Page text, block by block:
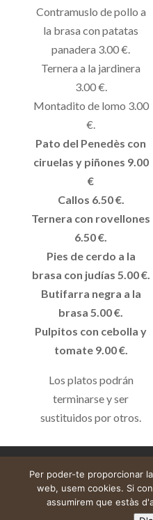
Contramuslo de pollo a
la brasa con patatas
panadera 3.00 €.
Ternera a la jardinera
3.00 €.
Montadito de lomo 3.00
€.
Pato del Penedès con
ciruelas y piñones 9.00
€
Callos 6.50 €.
Ternera con rovellones
6.50 €.
Pies de cerdo a la
brasa con judías 5.00 €.
Butifarra negra a la
brasa 5.00 €.
Pulpitos con cebolla y
tomate 9.00 €.
Los platos podrán
terminarse y ser
sustituidos por otros.
Per poder-te proporcionar
web, usem cookies. Si
assumirem que estàs